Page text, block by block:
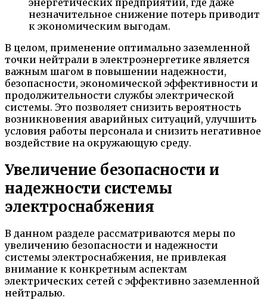
незначительное снижение потерь приводит
к экономическим выгодам.
В целом, применение оптимально заземленной
точки нейтрали в электроэнергетике является
важным шагом в повышении надежности,
безопасности, экономической эффективности и
продолжительности службы электрической
системы. Это позволяет снизить вероятность
возникновения аварийных ситуаций, улучшить
условия работы персонала и снизить негативное
воздействие на окружающую среду.
Увеличение безопасности и
надежности системы
электроснабжения
В данном разделе рассматриваются меры по
увеличению безопасности и надежности
системы электроснабжения, не привлекая
внимание к конкретным аспектам
электрических сетей с эффективно заземленной
нейтралью.